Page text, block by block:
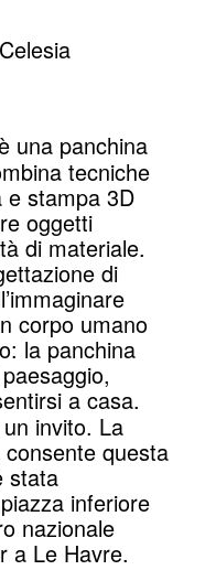
una panchina
tecniche
e stampa 3D
oggetti
di materiale.
di
corpo umano
la panchina
a casa.
invito. La
questa
stata
inferiore
nazionale
a Le Havre.